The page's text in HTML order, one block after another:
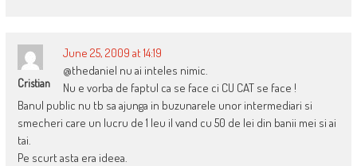
Cristian
June 25, 2009 at 14:19
@thedaniel nu ai inteles nimic.
Nu e vorba de faptul ca se face ci CU CAT se face !
Banul public nu tb sa ajunga in buzunarele unor intermediari si
smecheri care un lucru de 1 leu il vand cu 50 de lei din banii mei si ai
tai.
Pe scurt asta era ideea.